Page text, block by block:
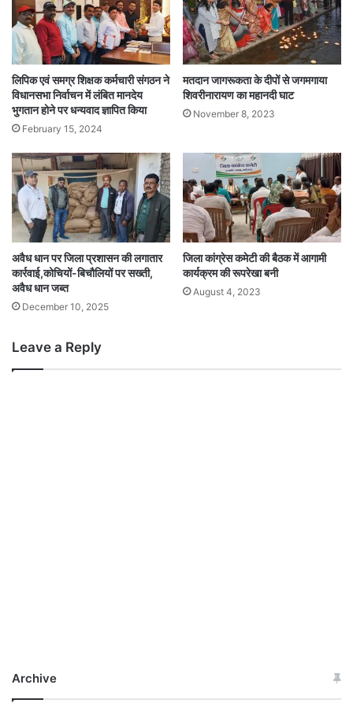
लिपिक एवं समग्र शिक्षक कर्मचारी संगठन ने
विधानसभा निर्वाचन में लंबित मानदेय
भुगतान होने पर धन्यवाद ज्ञापित किया
February 15, 2024
मतदान जागरूकता के दीपों से जगमगाया
शिवरीनारायण का महानदी घाट
November 8, 2023
अवैध धान पर जिला प्रशासन की लगातार
कार्रवाई,कोचियों-बिचौलियों पर सख्ती,
अवैध धान जब्त
December 10, 2025
जिला कांग्रेस कमेटी की बैठक में आगामी
कार्यक्रम की रूपरेखा बनी
August 4, 2023
Leave a Reply
Archive